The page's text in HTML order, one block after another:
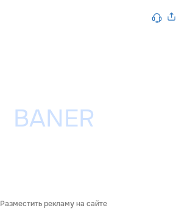
Разместить рекламу на сайте